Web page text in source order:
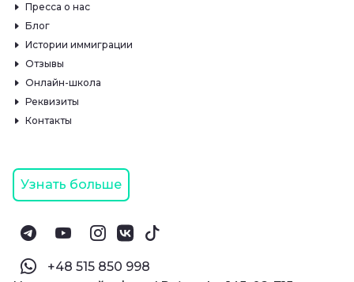
Пресса о нас
Блог
Истории иммиграции
Отзывы
Онлайн-школа
Реквизиты
Контакты
Узнать больше
‪+48 515 850 998‬